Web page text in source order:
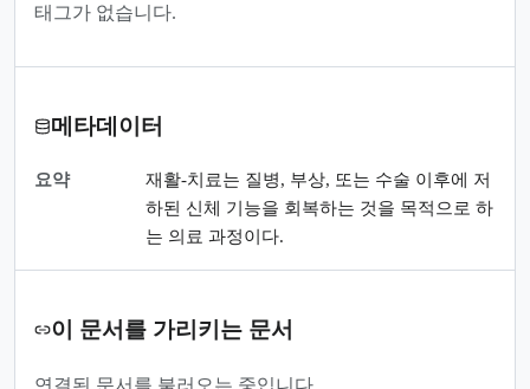
태그가 없습니다.
메타데이터
요약
재활-치료는 질병, 부상, 또는 수술 이후에 저
하된 신체 기능을 회복하는 것을 목적으로 하
는 의료 과정이다.
이 문서를 가리키는 문서
연결된 문서를 불러오는 중입니다.